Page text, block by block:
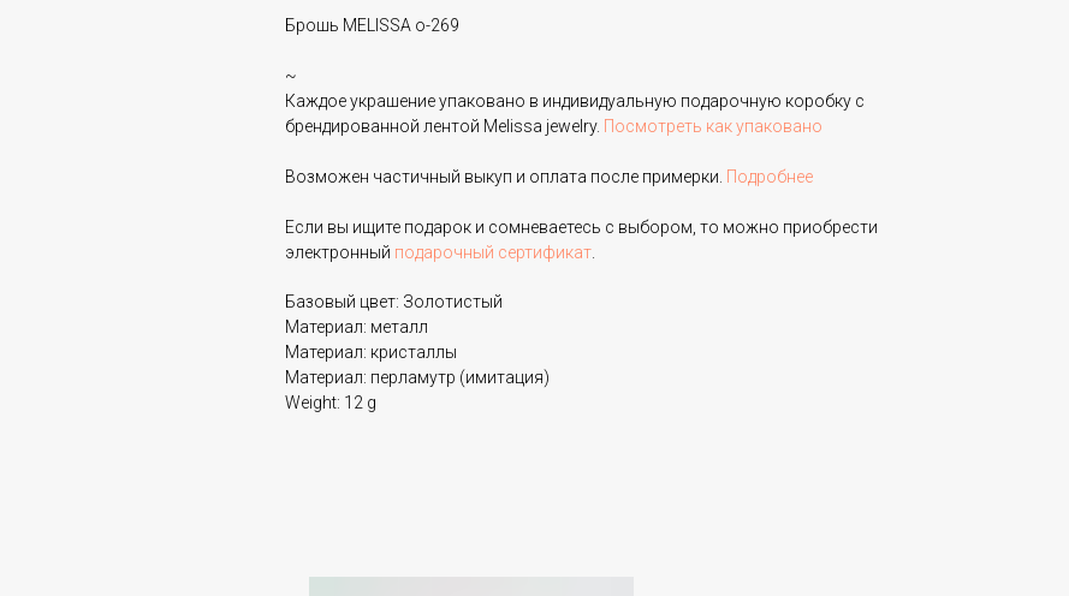
Брошь MELISSA o-269
~
Каждое украшение упаковано в индивидуальную подарочную коробку с
брендированной лентой Melissa jewelry. Посмотреть как упаковано
Возможен частичный выкуп и оплата после примерки. Подробнее
Если вы ищите подарок и сомневаетесь с выбором, то можно приобрести
электронный подарочный сертификат.
Базовый цвет: Золотистый
Материал: металл
Материал: кристаллы
Материал: перламутр (имитация)
Weight: 12 g